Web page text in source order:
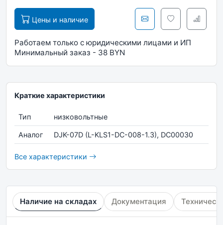
Цены и наличие
Работаем только с юридическими лицами и ИП
Минимальный заказ - 38 BYN
Краткие характеристики
Тип низковольтные
Аналог DJK-07D (L-KLS1-DC-008-1.3), DC00030
Все характеристики
Наличие на складах Документация